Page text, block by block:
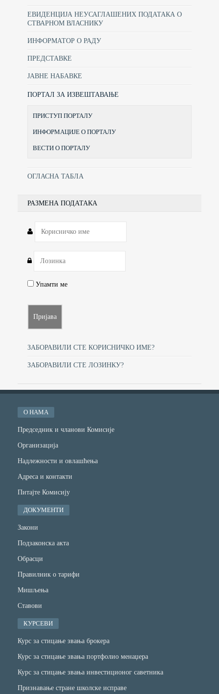
ЕВИДЕНЦИЈА НЕУСАГЛАШЕНИХ ПОДАТАКА О
СТВАРНОМ ВЛАСНИКУ
ИНФОРМАТОР О РАДУ
ПРЕДСТАВКЕ
ЈАВНЕ НАБАВКЕ
ПОРТАЛ ЗА ИЗВЕШТАВАЊЕ
ПРИСТУП ПОРТАЛУ
ИНФОРМАЦИЈЕ О ПОРТАЛУ
ВЕСТИ О ПОРТАЛУ
ОГЛАСНА ТАБЛА
РАЗМЕНА ПОДАТАКА
Упамти ме
ЗАБОРАВИЛИ СТЕ КОРИСНИЧКО ИМЕ?
ЗАБОРАВИЛИ СТЕ ЛОЗИНКУ?
О НАМА
Председник и чланови Комисије
Организација
Надлежности и овлашћења
Адреса и контакти
Питајте Комисију
ДОКУМЕНТИ
Закони
Подзаконска акта
Обрасци
Правилник о тарифи
Мишљења
Ставови
КУРСЕВИ
Курс за стицање звања брокера
Курс за стицање звања портфолио менаџера
Курс за стицање звања инвестиционог саветника
Признавање стране школске исправе